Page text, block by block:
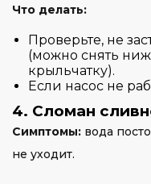
Что делать:
Проверьте, не
(можно снять
крыльчатку).
Если насос не
4. Сломан
Симптомы: вода
не уходит.